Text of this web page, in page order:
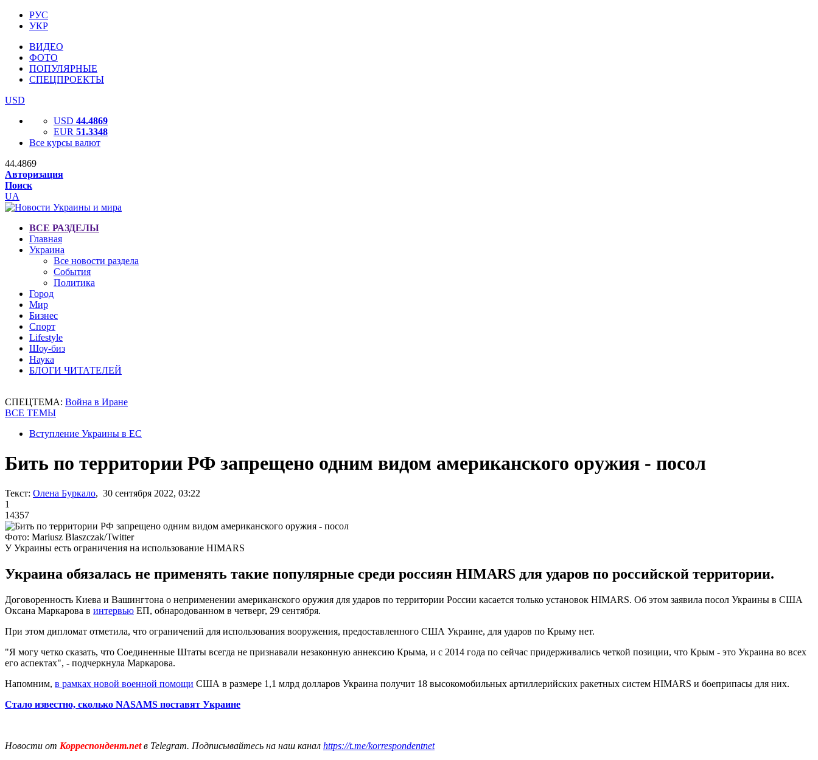
РУС
УКР
ВИДЕО
ФОТО
ПОПУЛЯРНЫЕ
СПЕЦПРОЕКТЫ
USD
USD 44.4869
EUR 51.3348
Все курсы валют
44.4869
Авторизация
Поиск
UA
ВСЕ РАЗДЕЛЫ
Главная
Украина
Все новости раздела
События
Политика
Город
Мир
Бизнес
Спорт
Lifestyle
Шоу-биз
Наука
БЛОГИ ЧИТАТЕЛЕЙ
СПЕЦТЕМА: Война в Иране
ВСЕ ТЕМЫ
Вступление Украины в ЕС
Бить по территории РФ запрещено одним видом американского оружия - посол
Текст: Олена Буркало, 30 сентября 2022, 03:22
1
14357
Фото: Mariusz Blaszczak/Twitter
У Украины есть ограничения на использование HIMARS
Украина обязалась не применять такие популярные среди россиян HIMARS для ударов по российской территории.
Договоренность Киева и Вашингтона о неприменении американского оружия для ударов по территории России касается только установок HIMARS. Об этом заявила посол Украины в США
Оксана Маркарова в интервью ЕП, обнародованном в четверг, 29 сентября.
При этом дипломат отметила, что ограничений для использования вооружения, предоставленного США Украине, для ударов по Крыму нет.
"Я могу четко сказать, что Соединенные Штаты всегда не признавали незаконную аннексию Крыма, и с 2014 года по сейчас придерживались четкой позиции, что Крым - это Украина во всех
его аспектах", - подчеркнула Маркарова.
Напомним, в рамках новой военной помощи США в размере 1,1 млрд долларов Украина получит 18 высокомобильных артиллерийских ракетных систем HIMARS и боеприпасы для них.
Стало известно, сколько NASAMS поставят Украине
Новости от Корреспондент.netв Telegram. Подписывайтесь на наш канал https://t.me/korrespondentnet